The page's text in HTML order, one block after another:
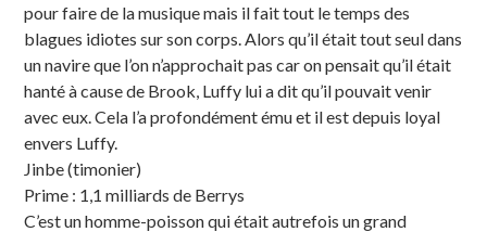
pour faire de la musique mais il fait tout le temps des
blagues idiotes sur son corps. Alors qu’il était tout seul dans
un navire que l’on n’approchait pas car on pensait qu’il était
hanté à cause de Brook, Luffy lui a dit qu’il pouvait venir
avec eux. Cela l’a profondément ému et il est depuis loyal
envers Luffy.
Jinbe (timonier)
Prime : 1,1 milliards de Berrys
C’est un homme-poisson qui était autrefois un grand